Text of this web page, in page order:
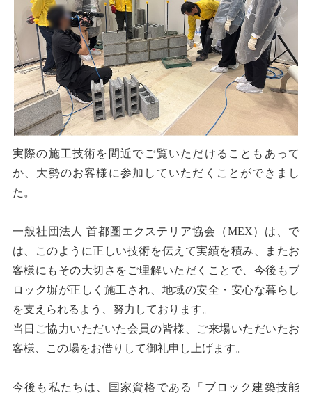
実際の施工技術を間近でご覧いただけることもあって
か、大勢のお客様に参加していただくことができまし
た。
一般社団法人 首都圏エクステリア協会（MEX）は、で
は、このように正しい技術を伝えて実績を積み、またお
客様にもその大切さをご理解いただくことで、今後もブ
ロック塀が正しく施工され、地域の安全・安心な暮らし
を支えられるよう、努力しております。
当日ご協力いただいた会員の皆様、ご来場いただいたお
客様、この場をお借りして御礼申し上げます。
今後も私たちは、国家資格である「ブロック建築技能